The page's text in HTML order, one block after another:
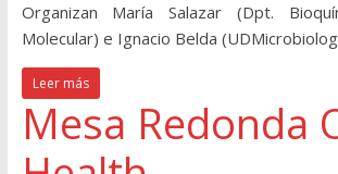
Organizan María Salazar (Dpt.
Molecular) e Ignacio Belda
Leer más
Mesa Redonda